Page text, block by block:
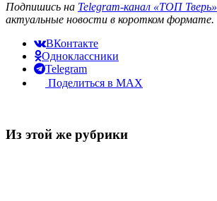
Подпишись на Telegram-канал «ТОП Тверь»
актуальные новости в коротком формате.
ВКонтакте
Одноклассники
Telegram
Поделиться в MAX
Из этой же рубрики